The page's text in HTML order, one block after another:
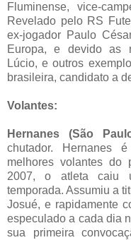
Fluminense, vice-
Revelado pelo RS
ex-jogador Paulo
Europa, e devido as
Lúcio, e outros
brasileira, candidato a
Volantes:
Hernanes (São
chutador. Hernanes
melhores volantes do
2007, o atleta caiu
temporada. Assumiu a
Josué, e rapidamente
especulado a cada dia
sua primeira